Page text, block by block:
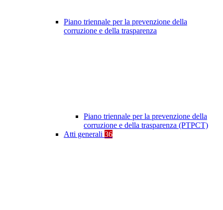
Piano triennale per la prevenzione della
corruzione e della trasparenza
Piano triennale per la prevenzione della
corruzione e della trasparenza (PTPCT)
Atti generali 36